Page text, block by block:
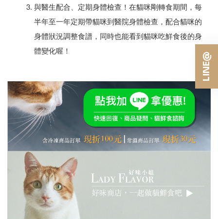
與醫生配合、定期身體檢查！在貓咪剛轉食期間，每
半年至一年定期帶貓咪到醫院身體檢查，配合貓咪的
身體狀況調整食譜，同時也能看到貓咪吃鮮食後的身
體變化喔！